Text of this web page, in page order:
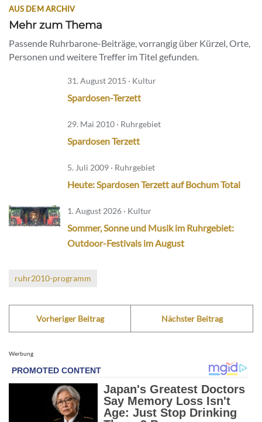
AUS DEM ARCHIV
Mehr zum Thema
Passende Ruhrbarone-Beiträge, vorrangig über Kürzel, Orte,
Personen und weitere Treffer im Titel gefunden.
31. August 2015 · Kultur
Spardosen-Terzett
29. Mai 2010 · Ruhrgebiet
Spardosen Terzett
5. Juli 2009 · Ruhrgebiet
Heute: Spardosen Terzett auf Bochum Total
1. August 2026 · Kultur
Sommer, Sonne und Musik im Ruhrgebiet:
Outdoor-Festivals im August
ruhr2010-programm
Vorheriger Beitrag Nächster Beitrag
Werbung